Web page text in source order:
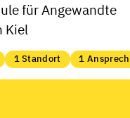
für Angewandte
Kiel
1 Standort 1